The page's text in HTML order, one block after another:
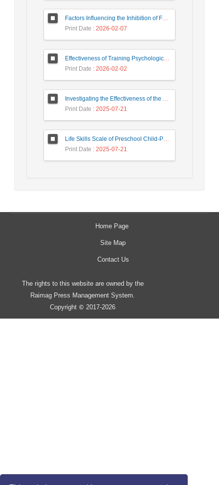
Factors Influencing the Inhibition of Forgiveness of Infidelity in Traumatized Men and Women
Print Date : 2026-02-07
Effectiveness of Training Psychological Capital with the Intervention Model of Luthans on the Psychological Capital of the Experts Working in an Industrial Organization
Print Date : 2026-02-02
Investigating the Effectiveness of the Love City Game on Sexual Anxiety in Couples
Print Date : 2025-07-21
Life Skills Scale of Preschool Child-Parent Report (LSS-PPR): Development and Preliminary Psychometric Evaluation
Print Date : 2025-07-21
Home Page
Site Map
Contact Us
The rights to this website are owned by the
Raimag Press Management System.
Copyright © 2017-2026